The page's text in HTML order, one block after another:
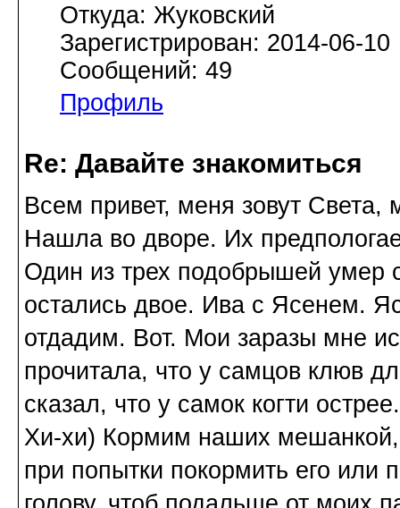
Откуда: Жуковский
Зарегистрирован: 2014-06-10
Сообщений: 49
Профиль
Re: Давайте знакомиться
Всем привет, меня зовут Света,
Нашла во дворе. Их
Один из трех подобрышей умер
остались двое. Ива с Ясенем.
отдадим. Вот. Мои заразы мне
прочитала, что у самцов клюв
сказал, что у самок когти
Хи-хи) Кормим наших мешанкой,
при попытки покормить его или